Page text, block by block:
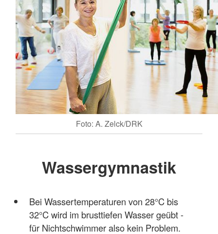
Foto: A. Zelck/DRK
Wassergymnastik
Bei Wassertemperaturen von 28°C bis
32°C wird im brusttiefen Wasser geübt -
für Nichtschwimmer also kein Problem.